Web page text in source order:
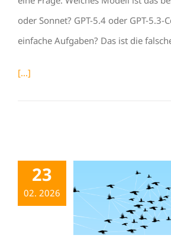
oder Sonnet? GPT-5.4 oder GPT-5.3-
einfache Aufgaben? Das ist die
[...]
23
02. 2026